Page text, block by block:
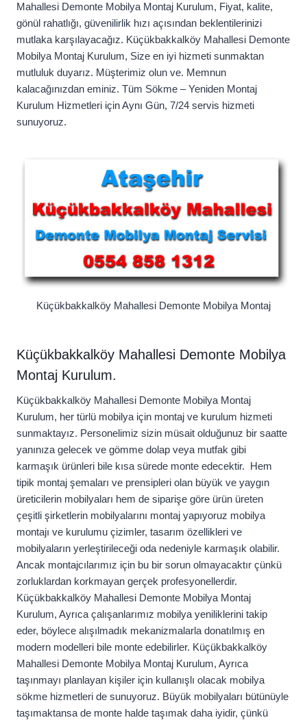
Mahallesi Demonte Mobilya Montaj Kurulum, Fiyat, kalite,
gönül rahatlığı, güvenilirlik hızı açısından beklentilerinizi
mutlaka karşılayacağız. Küçükbakkalköy Mahallesi Demonte
Mobilya Montaj Kurulum, Size en iyi hizmeti sunmaktan
mutluluk duyarız. Müşterimiz olun ve. Memnun
kalacağınızdan eminiz. Tüm Sökme – Yeniden Montaj
Kurulum Hizmetleri için Aynı Gün, 7/24 servis hizmeti
sunuyoruz.
Küçükbakkalköy Mahallesi Demonte Mobilya Montaj
Küçükbakkalköy Mahallesi Demonte Mobilya
Montaj Kurulum.
Küçükbakkalköy Mahallesi Demonte Mobilya Montaj
Kurulum, her türlü mobilya için montaj ve kurulum hizmeti
sunmaktayız. Personelimiz sizin müsait olduğunuz bir saatte
yanınıza gelecek ve gömme dolap veya mutfak gibi
karmaşık ürünleri bile kısa sürede monte edecektir. Hem
tipik montaj şemaları ve prensipleri olan büyük ve yaygın
üreticilerin mobilyaları hem de siparişe göre ürün üreten
çeşitli şirketlerin mobilyalarını montaj yapıyoruz mobilya
montajı ve kurulumu çizimler, tasarım özellikleri ve
mobilyaların yerleştirileceği oda nedeniyle karmaşık olabilir.
Ancak montajcılarımız için bu bir sorun olmayacaktır çünkü
zorluklardan korkmayan gerçek profesyonellerdir.
Küçükbakkalköy Mahallesi Demonte Mobilya Montaj
Kurulum, Ayrıca çalışanlarımız mobilya yeniliklerini takip
eder, böylece alışılmadık mekanizmalarla donatılmış en
modern modelleri bile monte edebilirler. Küçükbakkalköy
Mahallesi Demonte Mobilya Montaj Kurulum, Ayrıca
taşınmayı planlayan kişiler için kullanışlı olacak mobilya
sökme hizmetleri de sunuyoruz. Büyük mobilyaları bütünüyle
taşımaktansa de monte halde taşımak daha iyidir, çünkü